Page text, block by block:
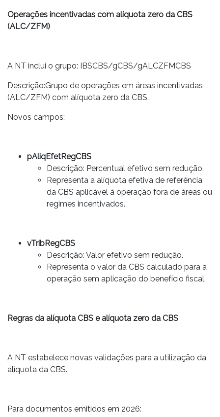
Operações incentivadas com alíquota zero da CBS
(ALC/ZFM)
A NT inclui o grupo: IBSCBS/gCBS/gALCZFMCBS
Descrição:Grupo de operações em áreas incentivadas
(ALC/ZFM) com alíquota zero da CBS.
Novos campos:
pAliqEfetRegCBS
Descrição: Percentual efetivo sem redução.
Representa a alíquota efetiva de referência
da CBS aplicável à operação fora de áreas ou
regimes incentivados.
vTribRegCBS
Descrição: Valor efetivo sem redução.
Representa o valor da CBS calculado para a
operação sem aplicação do benefício fiscal.
Regras da alíquota CBS e alíquota zero da CBS
A NT estabelece novas validações para a utilização da
alíquota da CBS.
Para documentos emitidos em 2026: